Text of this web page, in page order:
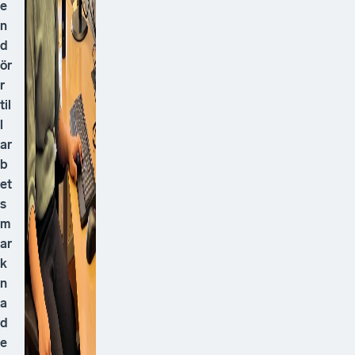
e
n
d
ör
r
til
l
ar
b
et
s
m
ar
k
n
a
d
e